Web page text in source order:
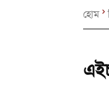
হোম